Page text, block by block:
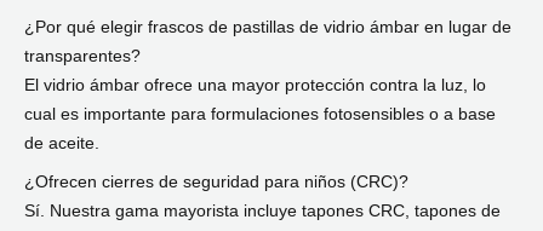
¿Por qué elegir frascos de pastillas de vidrio ámbar en lugar de
transparentes?
El vidrio ámbar ofrece una mayor protección contra la luz, lo
cual es importante para formulaciones fotosensibles o a base
de aceite.
¿Ofrecen cierres de seguridad para niños (CRC)?
Sí. Nuestra gama mayorista incluye tapones CRC, tapones de